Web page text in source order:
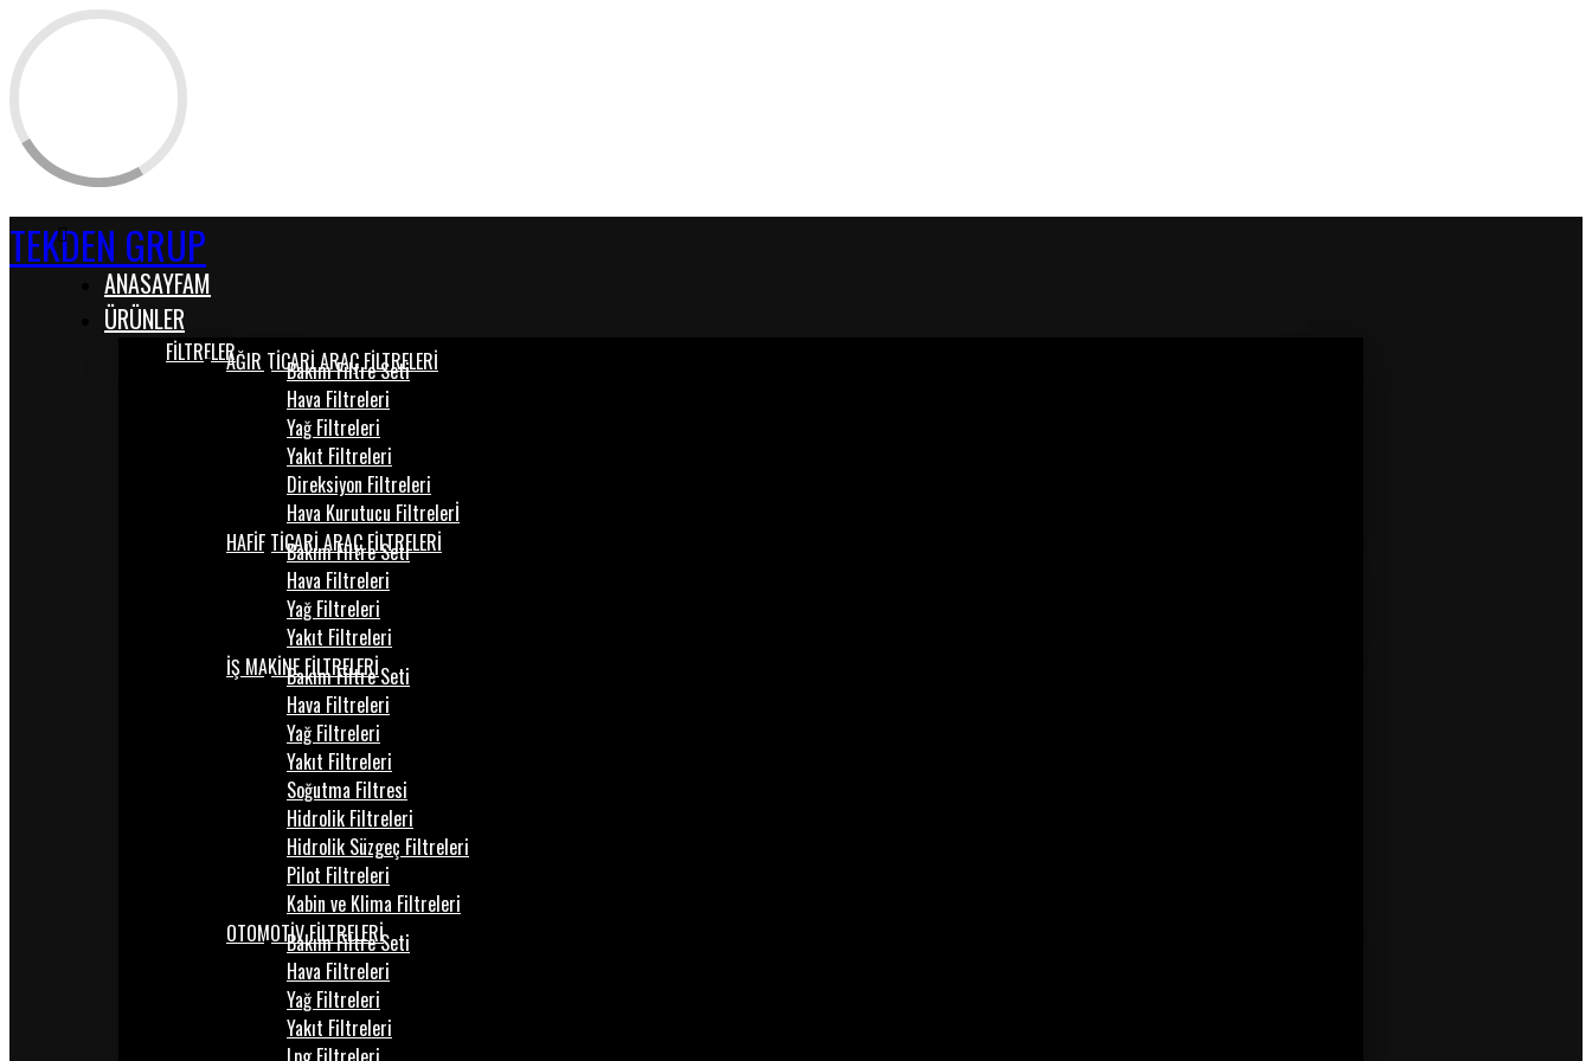
TEKDEN GRUP
ANASAYFAM
ÜRÜNLER
FİLTRELERAĞIR TİCARİ ARAÇ FİLTRELERİ
Bakım Filtre Seti
Hava Filtreleri
Yağ Filtreleri
Yakıt Filtreleri
Direksiyon Filtreleri
Hava Kurutucu Filtrelerİ
HAFİF TİCARİ ARAÇ FİLTRELERİ
Bakım Filtre Seti
Hava Filtreleri
Yağ Filtreleri
Yakıt Filtreleri
İŞ MAKİNE FİLTRELERİ
Bakım Filtre Seti
Hava Filtreleri
Yağ Filtreleri
Yakıt Filtreleri
Soğutma Filtresi
Hidrolik Filtreleri
Hidrolik Süzgeç Filtreleri
Pilot Filtreleri
Kabin ve Klima Filtreleri
OTOMOTİV FİLTRELERİ
Bakım Filtre Seti
Hava Filtreleri
Yağ Filtreleri
Yakıt Filtreleri